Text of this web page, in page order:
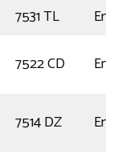
7531 TL
7522 CD
7514 DZ